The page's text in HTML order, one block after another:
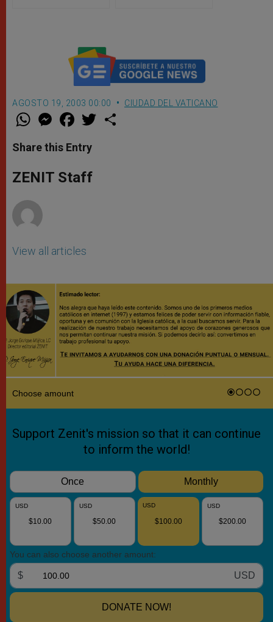
AGOSTO 19, 2003 00:00 CIUDAD DEL VATICANO
W
t
s
p
p
M
e
s
e
g
e
F
a
e
b
o
k
w
Share this Entry
ZENIT Staff
View all articles